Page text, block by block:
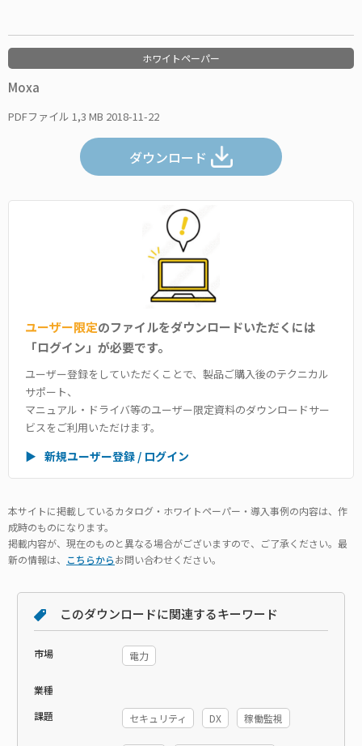
ホワイトペーパー
Moxa
PDFファイル 1,3 MB 2018-11-22
ダウンロード
ユーザー限定のファイルをダウンロードいただくには
「ログイン」が必要です。
ユーザー登録をしていただくことで、製品ご購入後のテクニカル
サポート、
マニュアル・ドライバ等のユーザー限定資料のダウンロードサー
ビスをご利用いただけます。
▶ 新規ユーザー登録 / ログイン
本サイトに掲載しているカタログ・ホワイトペーパー・導入事例の内容は、作
成時のものになります。
掲載内容が、現在のものと異なる場合がございますので、ご了承ください。最
新の情報は、
こちらからお問い合わせください。
このダウンロードに関連するキーワード
市場 電力
業種
課題
セキュリティ DX 稼働監視